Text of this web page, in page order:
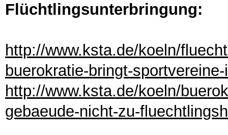
Flüchtlingsunterbringung:
http://www.ksta.de/koeln/
buerokratie-bringt-
http://www.ksta.de/koeln/
gebaeude-nicht-zu-